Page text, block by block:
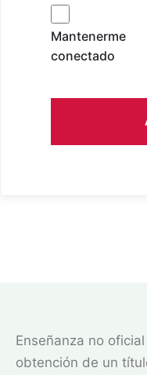
Mantenerme
conectado
Enseñanza no
obtención de un